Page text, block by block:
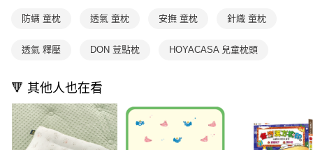
【注意事項】
易，需依本服務之必要範圍內提供個人資料，並將交易相關給付款項請求債
權轉讓予恩沛科技股份有限公司。
https://aftee.tw/terms/#terms3
３．未成年的使用者請事先徵得法定代理人或監護人之同意方可使用
「AFTEE先享後付」，若未經同意申辦者引起之損失，本公司不負相關責
任。
４．使用「AFTEE先享後付」時，將依據個別帳號之用戶狀況，依本公司即
時審查核予不同之上限額度；若仍有額度不足之情形，本公司將視審查結果
防螨 童枕 透氣 童枕 安撫 童枕 針織 童枕
透氣 釋壓 DON 荳點枕 HOYACASA 兒童枕頭
🔻 其他人也在看